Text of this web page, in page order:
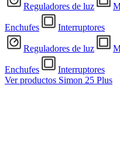
Reguladores de luz
Enchufes Interruptores
Reguladores de luz
Enchufes
Interruptores
Ver productos Simon 25 Plus